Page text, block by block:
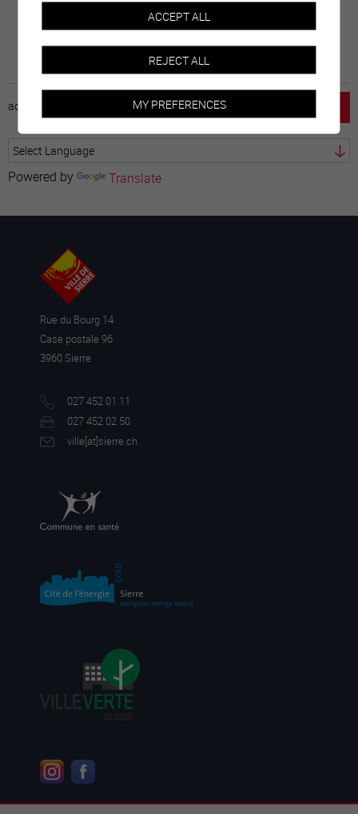
accueil emploi mentions légales
Powered by Translate
Rue du Bourg 14
Case postale 96
3960 Sierre
027 452 01 11
027 452 02 50
ville[at]sierre.ch
ACCEPT ALL
REJECT ALL
MY PREFERENCES